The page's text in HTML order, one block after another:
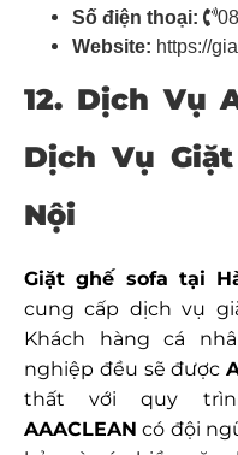
Số điện thoại:
Website: https://
12. Dịch Vụ
Dịch Vụ
Nội
Giặt ghế sofa tại
cung cấp dịch vụ
Khách hàng cá
nghiệp đều sẽ được
thất với quy
AAACLEAN có đội